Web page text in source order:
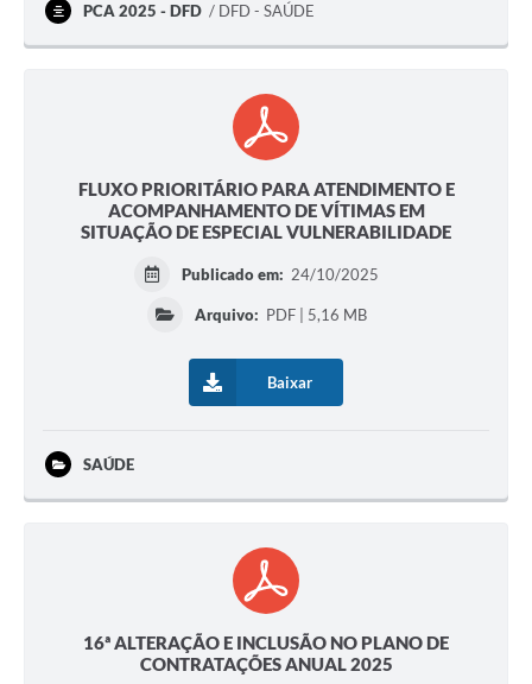
PCA 2025 - DFD DFD - SAÚDE
FLUXO PRIORITÁRIO PARA ATENDIMENTO E
ACOMPANHAMENTO DE VÍTIMAS EM
SITUAÇÃO DE ESPECIAL VULNERABILIDADE
Publicado em: 24/10/2025
Arquivo: PDF | 5,16 MB
Baixar
SAÚDE
16ª ALTERAÇÃO E INCLUSÃO NO PLANO DE
CONTRATAÇÕES ANUAL 2025